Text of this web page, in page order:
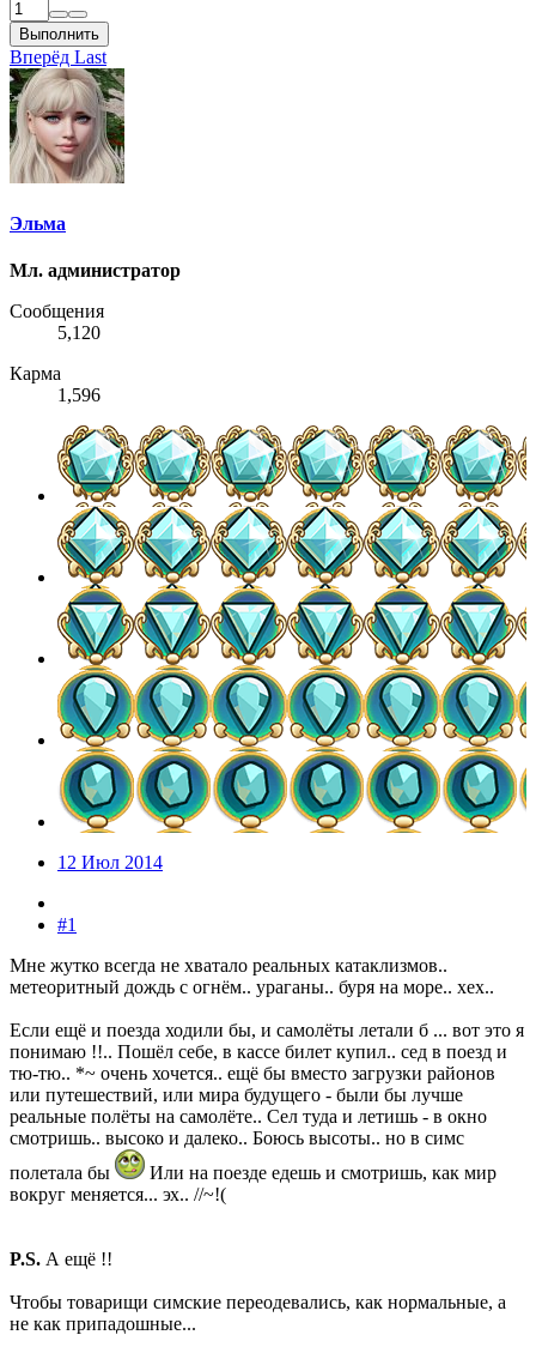
Выполнить
Вперёд Last
Эльма
Мл. администратор
Сообщения
5,120
Карма
1,596
12 Июл 2014
#1
Мне жутко всегда не хватало реальных катаклизмов..
метеоритный дождь с огнём.. ураганы.. буря на море.. хех..
Если ещё и поезда ходили бы, и самолёты летали б ... вот это я
понимаю !!.. Пошёл себе, в кассе билет купил.. сед в поезд и
тю-тю.. *~ очень хочется.. ещё бы вместо загрузки районов
или путешествий, или мира будущего - были бы лучше
реальные полёты на самолёте.. Сел туда и летишь - в окно
смотришь.. высоко и далеко.. Боюсь высоты.. но в симс
полетала бы
Или на поезде едешь и смотришь, как мир
вокруг меняется... эх.. //~!(
P.S. А ещё !!
Чтобы товарищи симские переодевались, как нормальные, а
не как припадошные...